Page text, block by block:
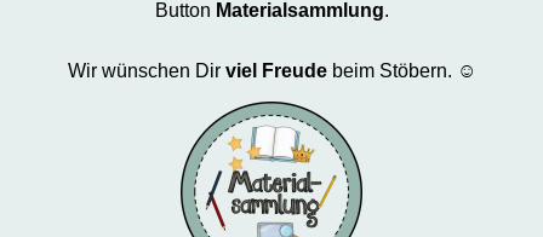
Button Materialsammlung.
Wir wünschen Dir viel Freude beim Stöbern. ☺️